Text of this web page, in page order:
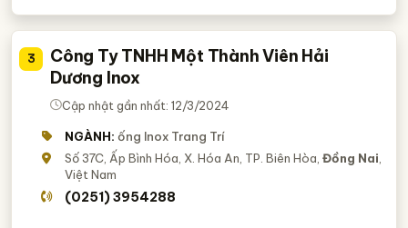
3
Công Ty TNHH Một Thành Viên Hải
Dương Inox
Cập nhật gần nhất: 12/3/2024
NGÀNH: ống Inox Trang Trí
Số 37C, Ấp Bình Hóa, X. Hóa An, TP. Biên Hòa,Đồng Nai
Việt Nam
(0251) 3954288